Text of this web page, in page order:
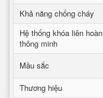
Khả năng chống cháy
Hệ thống khóa liên hoàn
thông minh
Mầu sắc
Thương hiệu